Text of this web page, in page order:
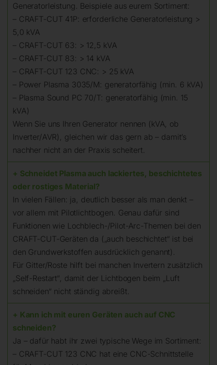
Generatorleistung. Beispiele aus eurem Sortiment:
– CRAFT-CUT 41P: erforderliche Generatorleistung >
5,0 kVA
– CRAFT-CUT 63: > 12,5 kVA
– CRAFT-CUT 83: > 14 kVA
– CRAFT-CUT 123 CNC: > 25 kVA
– Power Plasma 3035/M: generatorfähig (min. 6 kVA)
– Plasma Sound PC 70/T: generatorfähig (min. 15
kVA)
Wenn Sie uns Ihren Generator nennen (kVA, ob
Inverter/AVR), gleichen wir das gern ab – damit’s
nachher nicht an der Praxis scheitert.
+ Schneidet Plasma auch lackiertes, beschichtetes
oder rostiges Material?
In vielen Fällen: ja, deutlich besser als man denkt –
vor allem mit Pilotlichtbogen. Genau dafür sind
Funktionen wie Lochblech-/Pilot-Arc-Themen bei den
CRAFT-CUT-Geräten da („auch beschichtet“ ist bei
den Grundwerkstoffen ausdrücklich genannt).
Für Gitter/Roste hilft bei manchen Invertern zusätzlich
„Self-Restart“, damit der Lichtbogen beim „Luft
schneiden“ nicht ständig abreißt.
+ Kann ich mit euren Geräten auch auf CNC
schneiden?
Ja – dafür habt ihr zwei typische Wege im Sortiment:
– CRAFT-CUT 123 CNC hat eine CNC-Schnittstelle